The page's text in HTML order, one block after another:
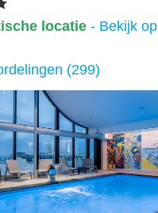
locatie - Bekijk
(299)